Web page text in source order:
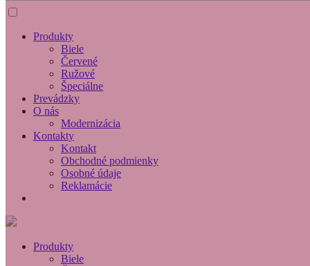
Produkty
Biele
Červené
Ružové
Špeciálne
Prevádzky
O nás
Modernizácia
Kontakty
Kontakt
Obchodné podmienky
Osobné údaje
Reklamácie
Produkty
Biele